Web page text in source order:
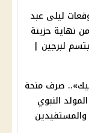
ليلى عبد
تحذر 3 أبراج من نهاية حزينة
لبرجين |
صرف منحة
قبل المولد النبوي
والمستفيدين